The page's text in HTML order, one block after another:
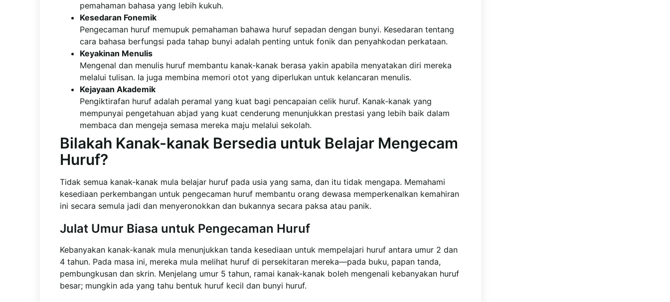
pemahaman bahasa yang lebih kukuh.
Kesedaran Fonemik
Pengecaman huruf memupuk pemahaman bahawa huruf sepadan dengan bunyi. Kesedaran tentang
cara bahasa berfungsi pada tahap bunyi adalah penting untuk fonik dan penyahkodan perkataan.
Keyakinan Menulis
Mengenal dan menulis huruf membantu kanak-kanak berasa yakin apabila menyatakan diri mereka
melalui tulisan. Ia juga membina memori otot yang diperlukan untuk kelancaran menulis.
Kejayaan Akademik
Pengiktirafan huruf adalah peramal yang kuat bagi pencapaian celik huruf. Kanak-kanak yang
mempunyai pengetahuan abjad yang kuat cenderung menunjukkan prestasi yang lebih baik dalam
membaca dan mengeja semasa mereka maju melalui sekolah.
Bilakah Kanak-kanak Bersedia untuk Belajar Mengecam
Huruf?
Tidak semua kanak-kanak mula belajar huruf pada usia yang sama, dan itu tidak mengapa. Memahami
kesediaan perkembangan untuk pengecaman huruf membantu orang dewasa memperkenalkan kemahiran
ini secara semula jadi dan menyeronokkan dan bukannya secara paksa atau panik.
Julat Umur Biasa untuk Pengecaman Huruf
Kebanyakan kanak-kanak mula menunjukkan tanda kesediaan untuk mempelajari huruf antara umur 2 dan
4 tahun. Pada masa ini, mereka mula melihat huruf di persekitaran mereka—pada buku, papan tanda,
pembungkusan dan skrin. Menjelang umur 5 tahun, ramai kanak-kanak boleh mengenali kebanyakan huruf
besar; mungkin ada yang tahu bentuk huruf kecil dan bunyi huruf.